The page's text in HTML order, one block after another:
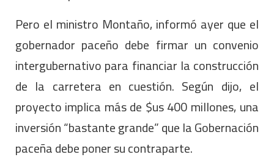
Pero el ministro Montaño, informó ayer que el
gobernador paceño debe firmar un convenio
intergubernativo para financiar la construcción
de la carretera en cuestión. Según dijo, el
proyecto implica más de $us 400 millones, una
inversión “bastante grande” que la Gobernación
paceña debe poner su contraparte.